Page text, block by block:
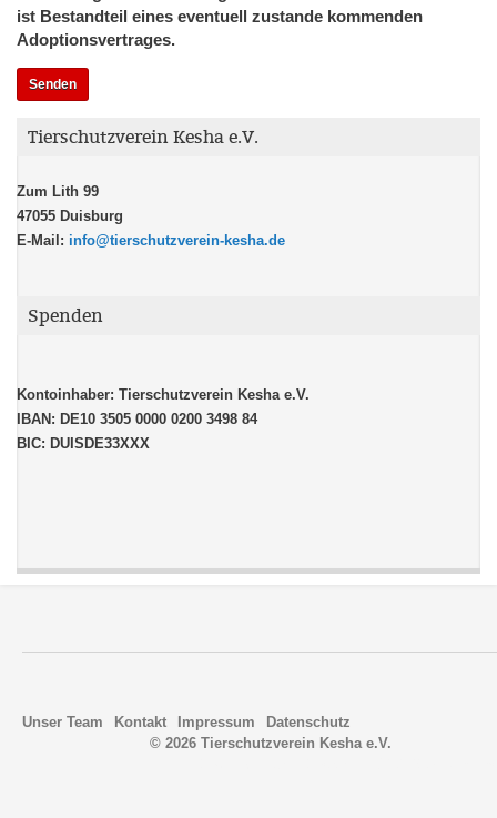
ist Bestandteil eines eventuell zustande kommenden
Adoptionsvertrages.
Tierschutzverein Kesha e.V.
Zum Lith 99
47055 Duisburg
E-Mail: info@tierschutzverein-kesha.de
Spenden
Kontoinhaber: Tierschutzverein Kesha e.V.
IBAN: DE10 3505 0000 0200 3498 84
BIC: DUISDE33XXX
Unser Team Kontakt Impressum
Datenschutz
© 2026 Tierschutzverein Kesha e.V.